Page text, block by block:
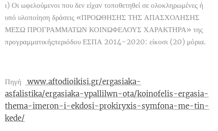
ι) Οι ωφελούμενοι που δεν είχαν τοποθετηθεί σε ολοκληρωμένες ή
υπό υλοποίηση δράσεις «ΠΡΟΩΘΗΣΗΣ ΤΗΣ ΑΠΑΣΧΟΛΗΣΗΣ
ΜΕΣΩ ΠΡΟΓΡΑΜΜΑΤΩΝ ΚΟΙΝΩΦΕΛΟΥΣ ΧΑΡΑΚΤΗΡΑ» της
προγραμματικήςπεριόδου ΕΣΠΑ 2014-2020: είκοσι (20) μόρια.
Πηγή
www.aftodioikisi.gr/ergasiaka-
asfalistika/ergasiaka-ypallilwn-ota/koinofelis-ergasia-
thema-imeron-i-ekdosi-prokiryxis-symfona-me-tin-
kede/